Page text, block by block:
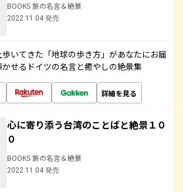
BOOKS 旅の名言＆絶景
2022.11.04 発売
いてきた「地球の歩き方」があなたにお届
せるドイツの名言と癒やしの絶景集
詳細を見る
心に寄り添う台湾のことばと絶景１０
０
BOOKS 旅の名言＆絶景
2022.11.04 発売